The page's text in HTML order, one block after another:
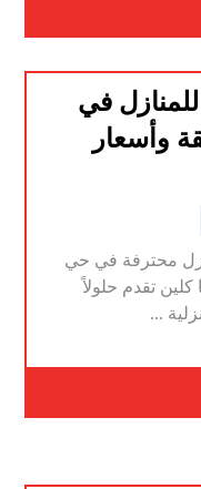
في
وأسعار
محترفة في حي
كلين تقدم حلولاً
...